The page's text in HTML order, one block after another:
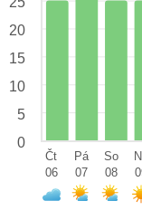
20
15
10
5
0
Čt
06
Pá
07
So
08